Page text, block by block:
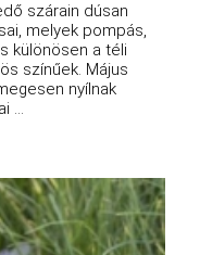
szárain dúsan
melyek pompás,
különösen a téli
színűek. Május
nyílnak
...